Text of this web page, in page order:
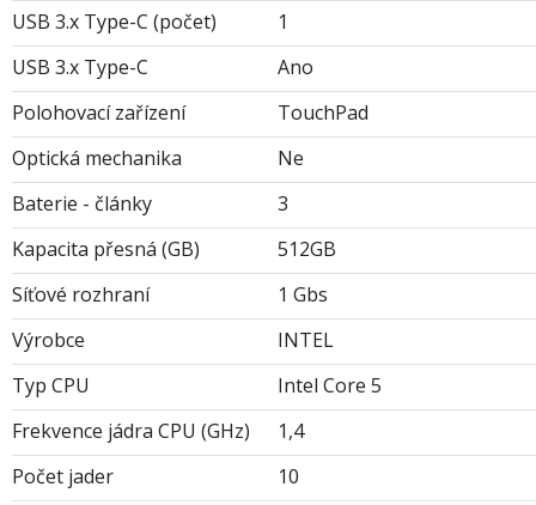
USB 3.x Type-C (počet)
1
USB 3.x Type-C
Ano
Polohovací zařízení
TouchPad
Optická mechanika
Ne
Baterie - články
3
Kapacita přesná (GB)
512GB
Síťové rozhraní
1 Gbs
Výrobce
INTEL
Typ CPU
Intel Core 5
Frekvence jádra CPU (GHz)
1,4
Počet jader
10